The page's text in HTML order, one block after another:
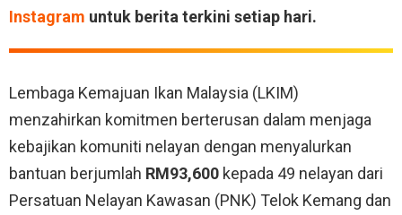
Instagram untuk berita terkini setiap hari.
Lembaga Kemajuan Ikan Malaysia (LKIM)
menzahirkan komitmen berterusan dalam menjaga
kebajikan komuniti nelayan dengan menyalurkan
bantuan berjumlah RM93,600 kepada 49 nelayan dari
Persatuan Nelayan Kawasan (PNK) Telok Kemang dan